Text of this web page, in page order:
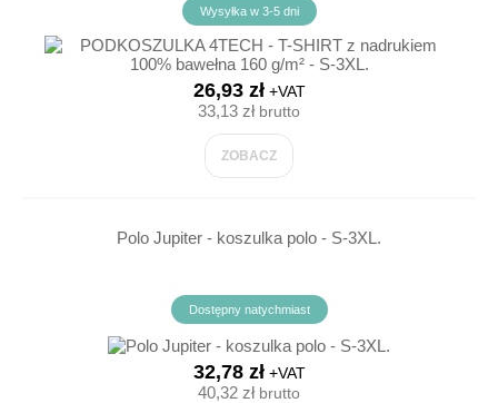
Wysyłka w 3-5 dni
26,93 zł+VAT
33,13 złbrutto
ZOBACZ
Polo Jupiter - koszulka polo - S-3XL.
Dostępny natychmiast
32,78 zł+VAT
40,32 złbrutto